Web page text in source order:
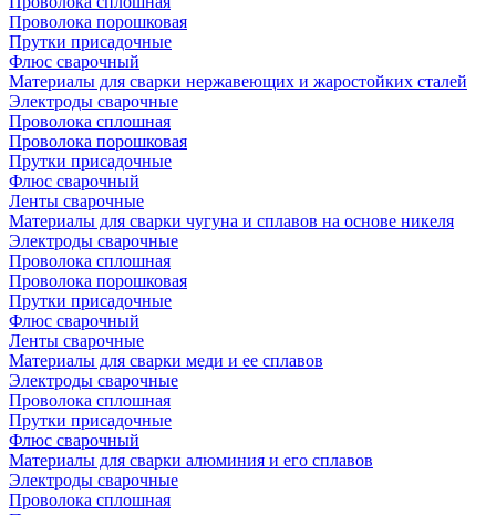
Проволока порошковая
Прутки присадочные
Флюс сварочный
Материалы для сварки нержавеющих и жаростойких сталей
Электроды сварочные
Проволока сплошная
Проволока порошковая
Прутки присадочные
Флюс сварочный
Ленты сварочные
Материалы для сварки чугуна и сплавов на основе никеля
Электроды сварочные
Проволока сплошная
Проволока порошковая
Прутки присадочные
Флюс сварочный
Ленты сварочные
Материалы для сварки меди и ее сплавов
Электроды сварочные
Проволока сплошная
Прутки присадочные
Флюс сварочный
Материалы для сварки алюминия и его сплавов
Электроды сварочные
Проволока сплошная